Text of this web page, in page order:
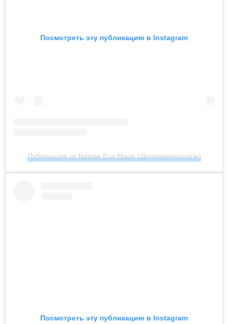
Посмотреть эту публикацию в Instagram
Публикация от Natalie Eva Marie (@natalieevamarie)
Посмотреть эту публикацию в Instagram